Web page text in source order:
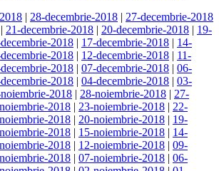
| 28-decembrie-2018 | 27-decembrie-2018
| 21-decembrie-2018 | 20-decembrie-2018 | 19-
2018 | 17-decembrie-2018 | 14-
2018 | 12-decembrie-2018 | 11-
2018 | 07-decembrie-2018 | 06-
2018 | 04-decembrie-2018 | 03-
2018 | 28-noiembrie-2018 | 27-
2018 | 23-noiembrie-2018 | 22-
2018 | 20-noiembrie-2018 | 19-
2018 | 15-noiembrie-2018 | 14-
2018 | 12-noiembrie-2018 | 09-
2018 | 07-noiembrie-2018 | 06-